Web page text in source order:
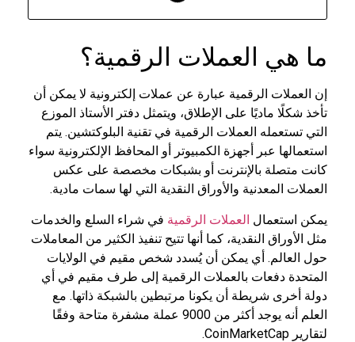
ما هي العملات الرقمية؟
إن العملات الرقمية عبارة عن عملات إلكترونية لا يمكن أن
تأخذ شكلًا ماديًا على الإطلاق، ويتمثل دفتر الأستاذ الموزع
التي تستعمله العملات الرقمية في تقنية البلوكتشين. يتم
استعمالها عبر أجهزة الكمبيوتر أو المحافظ الإلكترونية سواء
كانت متصلة بالإنترنت أو بشبكات مخصصة على عكس
العملات المعدنية والأوراق النقدية التي لها سمات مادية.
يمكن استعمال العملات الرقمية في شراء السلع والخدمات
مثل الأوراق النقدية، كما أنها تتيح تنفيذ الكثير من المعاملات
حول العالم. أي يمكن أن يُسدد شخص مقيم في الولايات
المتحدة دفعات بالعملات الرقمية إلى طرف مقيم في أي
دولة أخرى شريطة أن يكونا مرتبطين بالشبكة ذاتها. مع
العلم أنه يوجد أكثر من 9000 عملة مشفرة متاحة وفقًا
لتقارير CoinMarketCap.